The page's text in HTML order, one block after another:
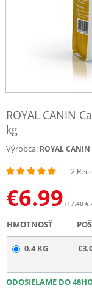
ROYAL CANIN
kg
Výrobca: ROYAL CANIN
2
€6.99 (17.48 €
HMOTNOSŤ
0.4 KG
ODOSIELAME DO